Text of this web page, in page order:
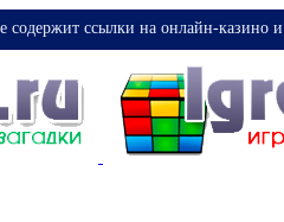
ссылки на онлайн-казино и